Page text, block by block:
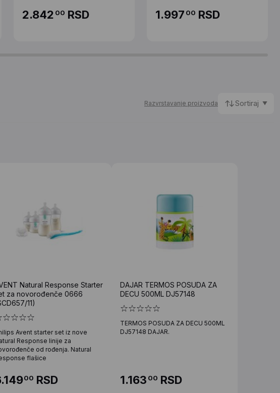
2.842 00 RSD 1.997 00 RSD
Razvrstavanje proizvoda Sortiraj
Natural Response Starter
za novorođenče 0666
11)
Avent starter set iz nove
Response linije za
od rođenja. Natural
flašice
00 RSD
DAJAR TERMOS POSUDA ZA
DECU 500ML DJ57148
TERMOS POSUDA ZA DECU 500ML
DJ57148 DAJAR.
1.163 00 RSD